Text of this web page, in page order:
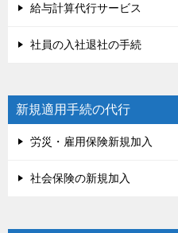
給与計算代行サービス
社員の入社退社の手続
新規適用手続の代行
労災・雇用保険新規加入
社会保険の新規加入